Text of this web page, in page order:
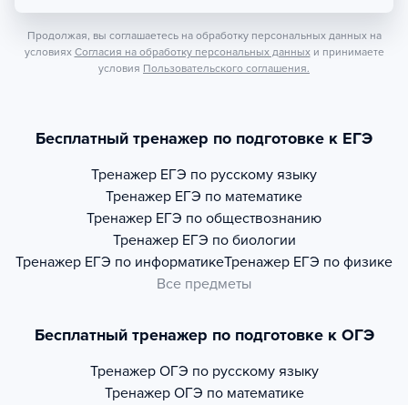
Продолжая, вы соглашаетесь на обработку персональных данных на
условиях Согласия на обработку персональных данных и принимаете
условия Пользовательского соглашения.
Бесплатный тренажер по подготовке к ЕГЭ
Тренажер ЕГЭ по русскому языку
Тренажер ЕГЭ по математике
Тренажер ЕГЭ по обществознанию
Тренажер ЕГЭ по биологии
Тренажер ЕГЭ по информатикеТренажер ЕГЭ по физике
Все предметы
Бесплатный тренажер по подготовке к ОГЭ
Тренажер ОГЭ по русскому языку
Тренажер ОГЭ по математике